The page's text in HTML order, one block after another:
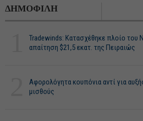
ΔΗΜΟΦΙΛΗ
Tradewinds: Κατασχέθηκε πλοίο του
απαίτηση $21,5 εκατ. της Πειραιώς
Αφορολόγητα κουπόνια αντί για
μισθούς